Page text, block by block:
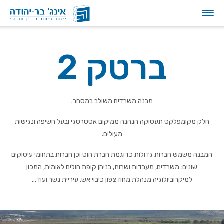
ברטק 2
מבנה משרדים משולב במסחר.
חלק מקומפלקס תעסוקה הנהנה ממיקום אסטרטגי ובעל חשיפה ונגישות
מעולים.
המבנה משמש חברות גדולות כדוגמת חברת הוט וכן חברות בתחומי עיסוקים
שונים: משרדים, מעבדות ושרות, בניהן קופת חולים לאומית, המכון
למיקרוביולוגיה מנהלת מחוז צפון כיבוי אש, עיריית נשר ועוד...